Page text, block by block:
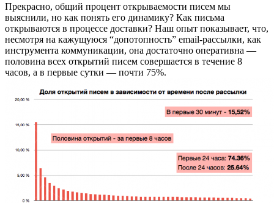
Прекрасно, общий процент открываемости писем мы
выяснили, но как понять его динамику? Как письма
открываются в процессе доставки? Наш опыт показывает, что,
несмотря на кажущуюся “допотопность” email-рассылки, как
инструмента коммуникации, она достаточно оперативна —
половина всех открытий писем совершается в течение 8
часов, а в первые сутки — почти 75%.